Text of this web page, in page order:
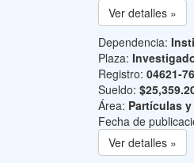
Ver detalles »
Dependencia:
Plaza:
Registro: 04621-76
Sueldo:
Área: Partículas
Fecha de
Ver detalles »